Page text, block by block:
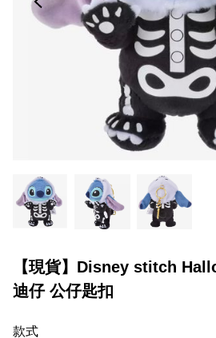
【現貨】Disney stitch
迪仔 公仔匙扣
款式